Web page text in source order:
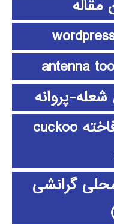
شعله-پروانه
الگوریتم جستجوی فاخته cuckoo
گرانشی